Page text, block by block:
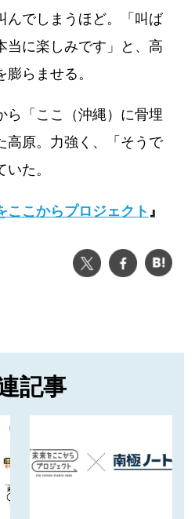
んでしまうほど。「叫ば
当に楽しみです」と、高
らませる。
ら「ここ（沖縄）に骨埋
高原。力強く、「そうで
た。
ここからプロジェクト 』
ツイート
シェア
記事